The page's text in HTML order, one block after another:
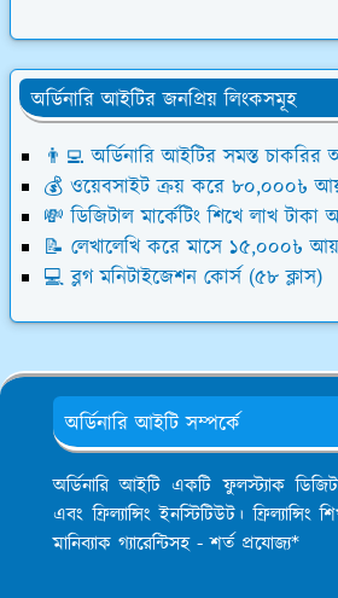
অর্ডিনারি আইটির জনপ্রিয় লিংকসমূহ
👨‍💻 অর্ডিনারি আইটির সমস্ত চাকরির
💰 ওয়েবসাইট ক্রয় করে ৮০,০০০৳
💸 ডিজিটাল মার্কেটিং শিখে লাখ টাকা
📝 লেখালেখি করে মাসে ১৫,০০০৳ আয়
💻 ব্লগ মনিটাইজেশন কোর্স (৫৮ ক্লাস)
অর্ডিনারি আইটি সম্পর্কে
অর্ডিনারি আইটি একটি ফুলস্ট্যাক
এবং ফ্রিল্যান্সিং ইনস্টিটিউট।
মানিব্যাক গ্যারেন্টিসহ - শর্ত প্রযোজ্য*